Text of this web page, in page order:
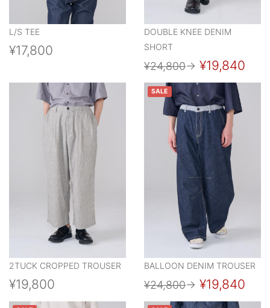
L/S TEE
¥17,800
DOUBLE KNEE DENIM
SHORT
¥24,800→ ¥19,840
2TUCK CROPPED TROUSER
¥19,800
SALE
BALLOON DENIM TROUSER
¥24,800→ ¥19,840